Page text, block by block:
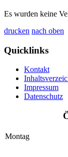
Es wurden keine
drucken nach oben
Quicklinks
Kontakt
Impressum
Datenschutz
Montag